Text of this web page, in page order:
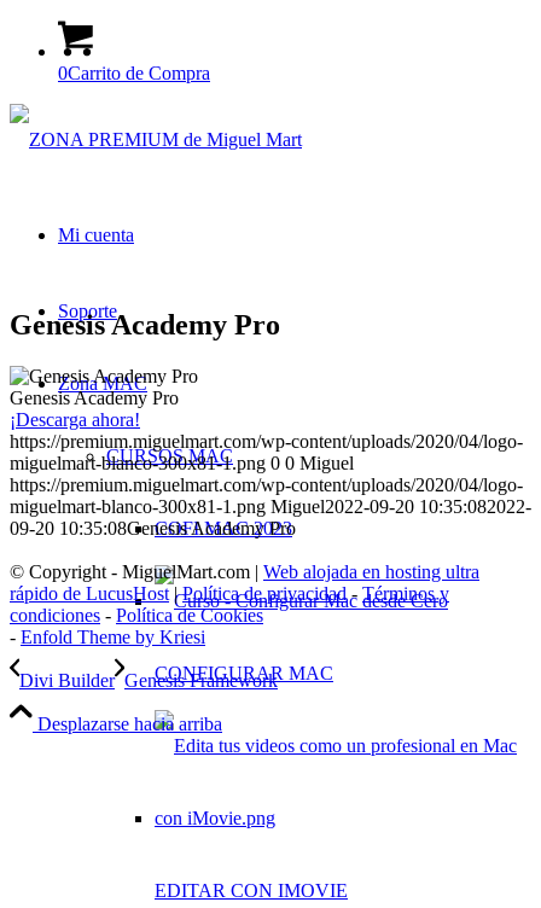
0Carrito de Compra
Mi cuenta
Soporte
Zona MAC
CURSOS MAC
COFI MAC 2023
CONFIGURAR MAC
EDITAR CON IMOVIE
Genesis Academy Pro
Genesis Academy Pro
¡Descarga ahora!
https://premium.miguelmart.com/wp-content/uploads/2020/04/logo-
miguelmart-blanco-300x81-1.png 0 0 Miguel
https://premium.miguelmart.com/wp-content/uploads/2020/04/logo-
miguelmart-blanco-300x81-1.png Miguel2022-09-20 10:35:082022-
09-20 10:35:08Genesis Academy Pro
© Copyright - MiguelMart.com | Web alojada en hosting ultra
rápido de LucusHost |Política de privacidad- Términos y
condiciones - Política de Cookies
- Enfold Theme by Kriesi
Divi Builder Genesis Framework
Desplazarse hacia arriba